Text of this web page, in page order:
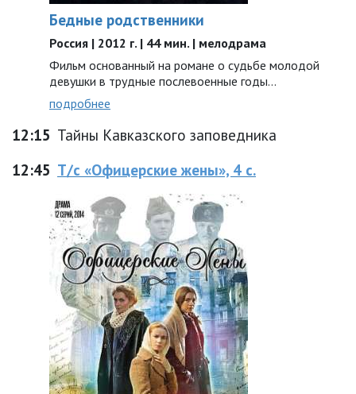
Бедные родственники
Россия | 2012 г. | 44 мин. | мелодрама
Фильм основанный на романе о судьбе молодой
девушки в трудные послевоенные годы…
подробнее
12:15 Тайны Кавказского заповедника
12:45 Т/с «Офицерские жены», 4 с.